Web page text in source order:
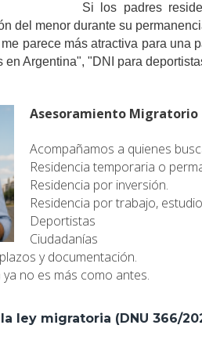
Si los padres
del menor durante su
parece más atractiva para
en Argentina", "DNI para
Asesoramiento Migratorio
Acompañamos a quienes
Residencia temporaria o
Residencia por inversión.
Residencia por trabajo,
Deportistas
Ciudadanías
y documentación.
no es más como antes.
ley migratoria (DNU 366/